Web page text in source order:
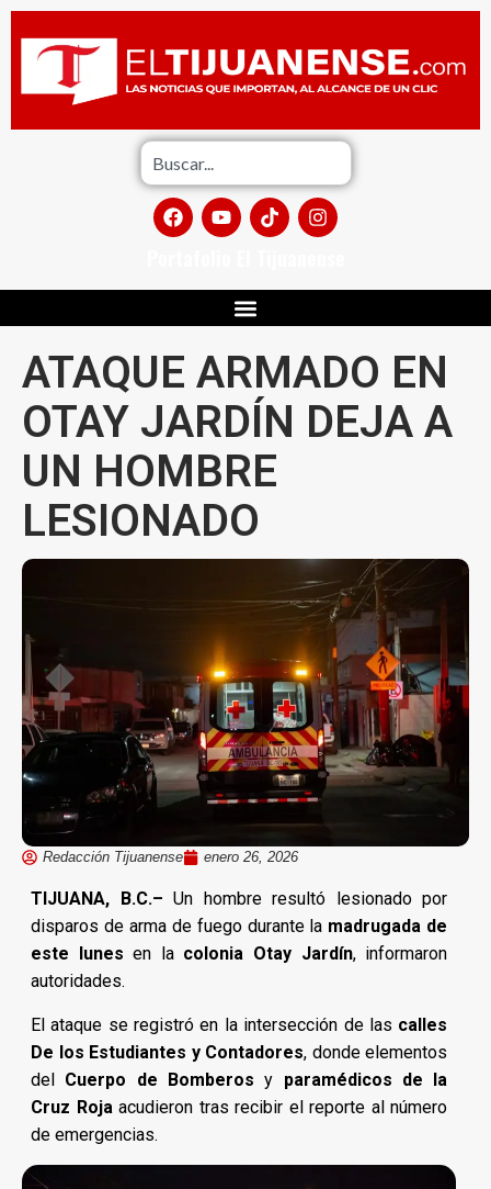
ATAQUE ARMADO EN
OTAY JARDÍN DEJA A
UN HOMBRE
LESIONADO
Redacción Tijuanense enero 26, 2026
TIJUANA, B.C.– Un hombre resultó lesionado por
disparos de arma de fuego durante la madrugada de
este lunes en la colonia Otay Jardín, informaron
autoridades.
El ataque se registró en la intersección de las calles
De los Estudiantes y Contadores, donde elementos
del Cuerpo de Bomberos y paramédicos de la
Cruz Roja acudieron tras recibir el reporte al número
de emergencias.